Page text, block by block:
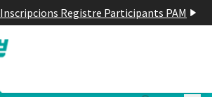
Inscripcions Registre Participants PAM